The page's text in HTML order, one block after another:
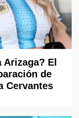
El
de
Cervantes